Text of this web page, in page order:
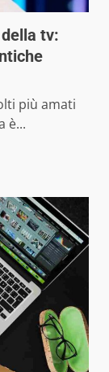
tv:
più amati
è...